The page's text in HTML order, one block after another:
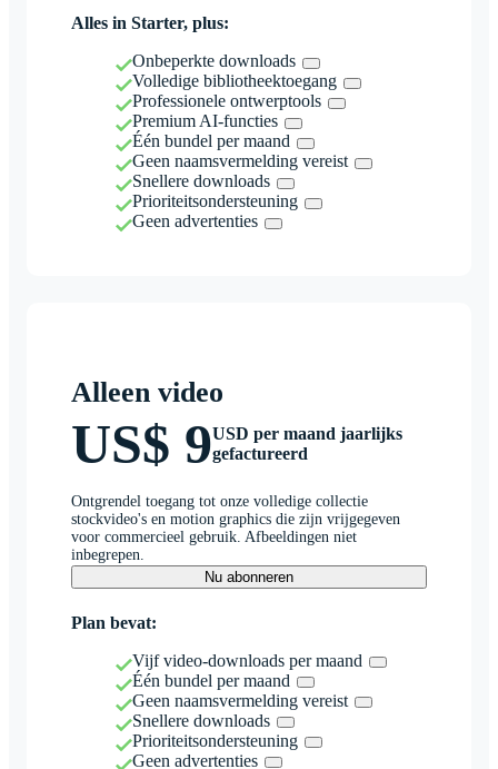
Alles in Starter, plus:
Onbeperkte downloads
Volledige bibliotheektoegang
Professionele ontwerptools
Premium AI-functies
Één bundel per maand
Geen naamsvermelding vereist
Snellere downloads
Prioriteitsondersteuning
Geen advertenties
Alleen video
US$ 9USD per maand jaarlijks
gefactureerd
Ontgrendel toegang tot onze volledige collectie
stockvideo's en motion graphics die zijn vrijgegeven
voor commercieel gebruik. Afbeeldingen niet
inbegrepen.
Nu abonneren
Plan bevat:
Vijf video-downloads per maand
Één bundel per maand
Geen naamsvermelding vereist
Snellere downloads
Prioriteitsondersteuning
Geen advertenties